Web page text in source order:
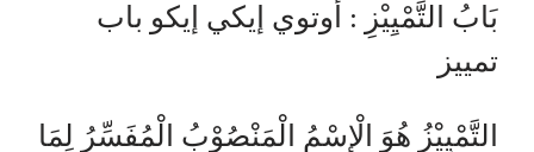
بَابُ التَّمْيِيْزِ : أوتوي إيكي إيكو باب
تمييز
التَّمْيِيْزُ هُوَ الْإِسْمُ الْمَنْصُوْبُ الْمُفَسِّرُ لِمَا